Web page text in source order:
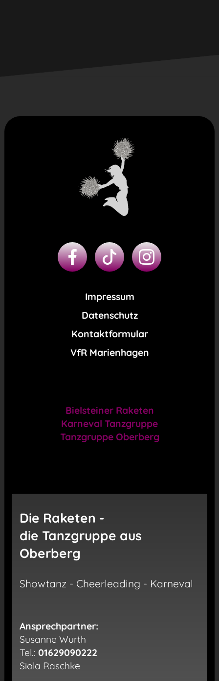
Impressum
Datenschutz
Kontaktformular
VfR Marienhagen
Bielsteiner Raketen
Karneval Tanzgruppe
Tanzgruppe Oberberg
Die Raketen -
die Tanzgruppe aus
Oberberg
Showtanz - Cheerleading - Karneval
Ansprechpartner:
Susanne Wurth
Tel.: 01629090222
Siola Raschke